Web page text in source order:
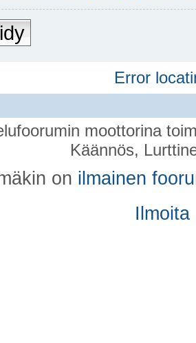
Error
moottorina
Käännös,
on ilmainen